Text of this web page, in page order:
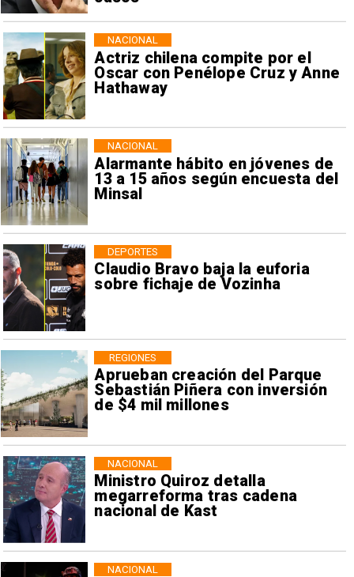
Actriz chilena compite por el
Oscar con Penélope Cruz y Anne
Hathaway
NACIONAL
Alarmante hábito en jóvenes de
13 a 15 años según encuesta del
Minsal
NACIONAL
Claudio Bravo baja la euforia
sobre fichaje de Vozinha
DEPORTES
Aprueban creación del Parque
Sebastián Piñera con inversión
de $4 mil millones
REGIONES
Ministro Quiroz detalla
megarreforma tras cadena
nacional de Kast
NACIONAL
NACIONAL